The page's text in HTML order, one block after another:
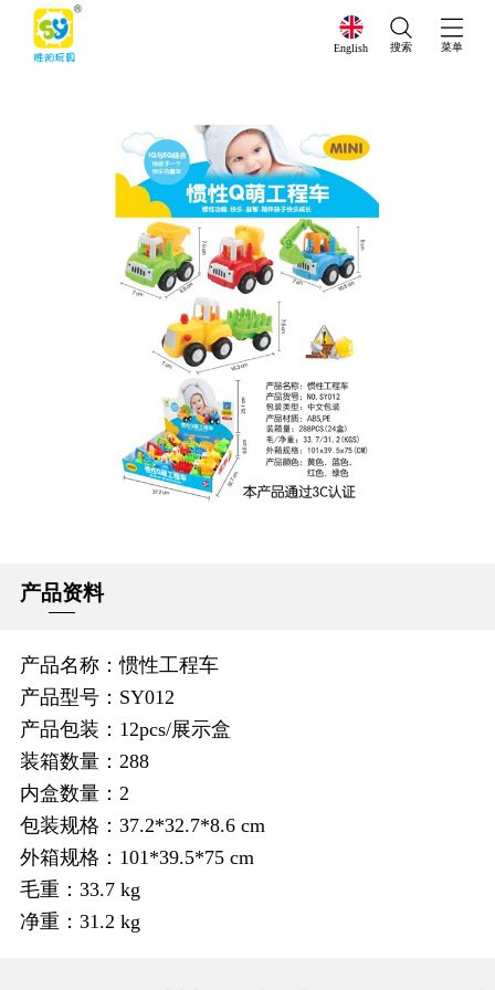
English 搜索 菜单
产品资料
产品名称：惯性工程车
产品型号：SY012
产品包装：12pcs/展示盒
装箱数量：288
内盒数量：2
包装规格：37.2*32.7*8.6 cm
外箱规格：101*39.5*75 cm
毛重：33.7 kg
净重：31.2 kg